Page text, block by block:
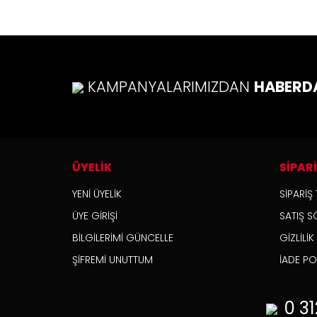
KAMPANYALARIMIZDAN
ÜYELİK
YENİ ÜYELİK
ÜYE GİRİŞİ
BİLGİLERİMİ GÜNCELLE
ŞİFREMİ UNUTTUM
SİPARİŞ
SATIŞ
İADE
0